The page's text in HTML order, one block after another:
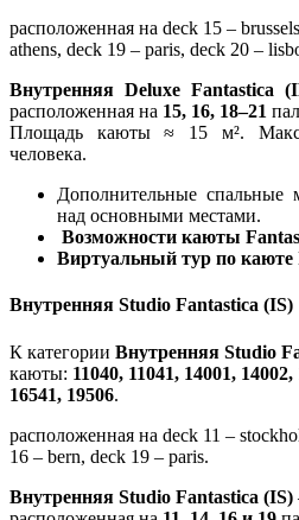
расположенная на deck 15 –
athens, deck 19 – paris, deck 20 –
Внутренняя Deluxe Fantastica
расположенная на 15, 16, 18–21
Площадь каюты ≈ 15 м².
человека.
Дополнительные спальные
над основными местами.
Возможности каюты
Виртуальный тур по каюте
Внутренняя Studio Fantastica (IS)
К категории Внутренняя Studio
каюты: 11040, 11041, 14001,
16541, 19506.
расположенная на deck 11 –
16 – bern, deck 19 – paris.
Внутренняя Studio Fantastica (IS)